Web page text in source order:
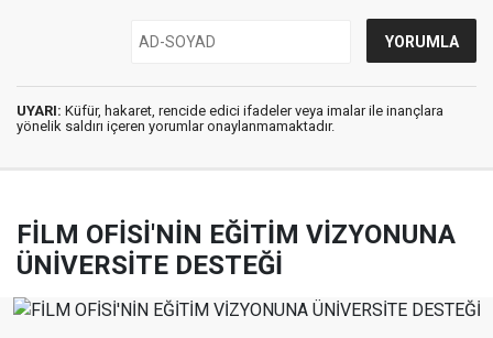
UYARI: Küfür, hakaret, rencide edici ifadeler veya imalar ile inançlara
yönelik saldırı içeren yorumlar onaylanmamaktadır.
FİLM OFİSİ'NİN EĞİTİM VİZYONUNA
ÜNİVERSİTE DESTEĞİ